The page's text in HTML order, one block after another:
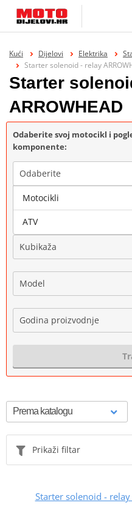
Kući Dijelovi Elektrika
Starter solenoid - relay
Starter
ARROWHEAD
Odaberite svoj motocikl i
komponente:
Odaberite
Marka
Kubikaža
Model
Godina proizvodnje
Prikaži filtar
Starter solenoid - relay
Motocikli
ATV